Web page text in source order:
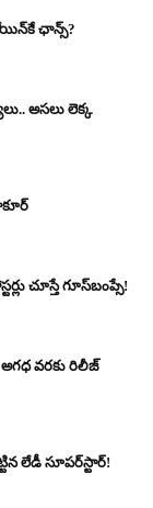
ఛాన్స్?
అసలు లెక్క
చూస్తే గూస్‌బంప్సే!
వరకు రిలీజ్
లేడీ సూపర్‌స్టార్!